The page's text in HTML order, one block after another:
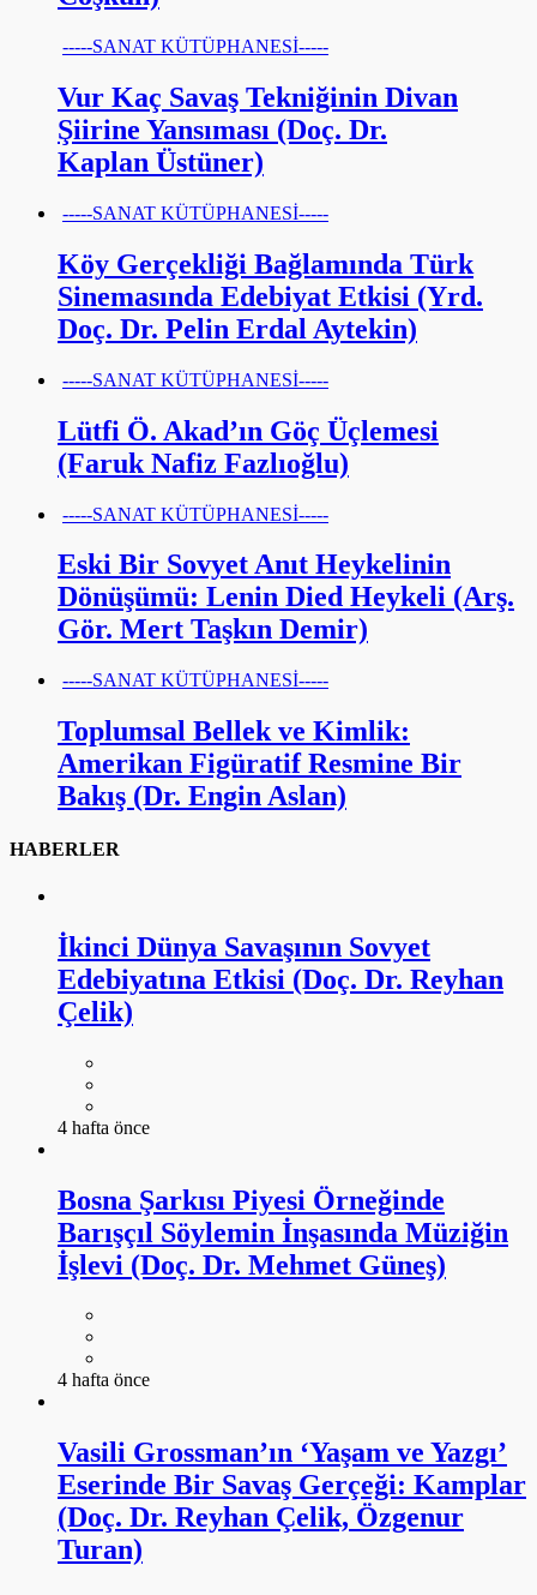
-----SANAT KÜTÜPHANESİ-----
Vur Kaç Savaş Tekniğinin Divan
Şiirine Yansıması (Doç. Dr.
Kaplan Üstüner)
-----SANAT KÜTÜPHANESİ-----
Köy Gerçekliği Bağlamında Türk
Sinemasında Edebiyat Etkisi (Yrd.
Doç. Dr. Pelin Erdal Aytekin)
-----SANAT KÜTÜPHANESİ-----
Lütfi Ö. Akad’ın Göç Üçlemesi
(Faruk Nafiz Fazlıoğlu)
-----SANAT KÜTÜPHANESİ-----
Eski Bir Sovyet Anıt Heykelinin
Dönüşümü: Lenin Died Heykeli (Arş.
Gör. Mert Taşkın Demir)
-----SANAT KÜTÜPHANESİ-----
Toplumsal Bellek ve Kimlik:
Amerikan Figüratif Resmine Bir
Bakış (Dr. Engin Aslan)
HABERLER
İkinci Dünya Savaşının Sovyet
Edebiyatına Etkisi (Doç. Dr. Reyhan
Çelik)
4 hafta önce
Bosna Şarkısı Piyesi Örneğinde
Barışçıl Söylemin İnşasında Müziğin
İşlevi (Doç. Dr. Mehmet Güneş)
4 hafta önce
Vasili Grossman’ın ‘Yaşam ve Yazgı’
Eserinde Bir Savaş Gerçeği: Kamplar
(Doç. Dr. Reyhan Çelik, Özgenur
Turan)